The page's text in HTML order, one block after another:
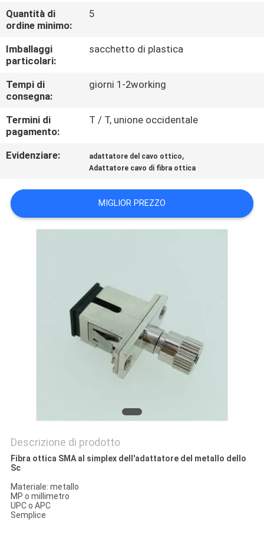
CONTROLLO
DI
QUALITÀ
CONTATTICI
NOTIZIE
RICHIEDA
CITAZIONE
Quantità di
ordine minimo:
5
Imballaggi
particolari:
sacchetto di plastica
Tempi di
consegna:
giorni 1-2working
Termini di
pagamento:
T / T, unione occidentale
Evidenziare: adattatore del cavo ottico,
Adattatore cavo di fibra ottica
MIGLIOR PREZZO
Descrizione di prodotto
Fibra ottica SMA al simplex dell'adattatore del metallo dello
Sc
Materiale: metallo
MP o millimetro
UPC o APC
Semplice